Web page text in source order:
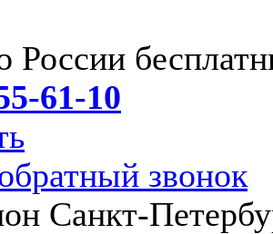
России
61-10
звонок
Санкт-